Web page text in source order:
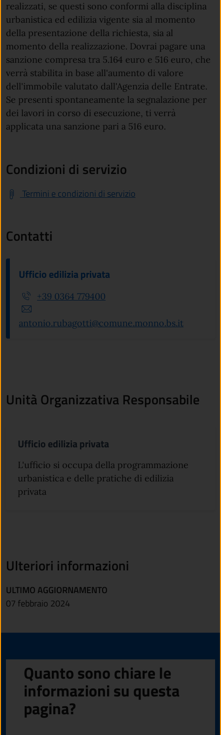
realizzati, se questi sono conformi alla disciplina
urbanistica ed edilizia vigente sia al momento
della presentazione della richiesta, sia al
momento della realizzazione. Dovrai pagare una
sanzione compresa tra 5.164 euro e 516 euro, che
verrà stabilita in base all'aumento di valore
dell'immobile valutato dall'Agenzia delle Entrate.
Se presenti spontaneamente la segnalazione per
dei lavori in corso di esecuzione, ti verrà
applicata una sanzione pari a 516 euro.
Condizioni di servizio
Termini e condizioni di servizio
Contatti
Ufficio edilizia privata
+39 0364 779400
antonio.rubagotti@comune.monno.bs.it
Unità Organizzativa Responsabile
Ufficio edilizia privata
L'ufficio si occupa della programmazione
urbanistica e delle pratiche di edilizia
privata
Ulteriori informazioni
ULTIMO AGGIORNAMENTO
07 febbraio 2024
Quanto sono chiare le
informazioni su questa
pagina?